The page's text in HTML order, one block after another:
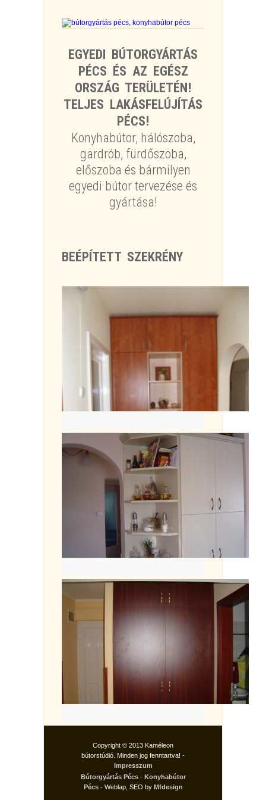
EGYEDI BÚTORGYÁRTÁS
PÉCS ÉS AZ EGÉSZ
ORSZÁG TERÜLETÉN!
TELJES LAKÁSFELÚJÍTÁS
PÉCS!
Konyhabútor, hálószoba,
gardrób, fürdőszoba,
előszoba és bármilyen
egyedi bútor tervezése és
gyártása!
BEÉPÍTETT SZEKRÉNY
Copyright © 2013 Kaméleon
bútorstúdió. Minden jog fenntartva! -
Impresszum
Bútorgyártás Pécs- Konyhabútor
Pécs- Weblap, SEO by Mfdesign